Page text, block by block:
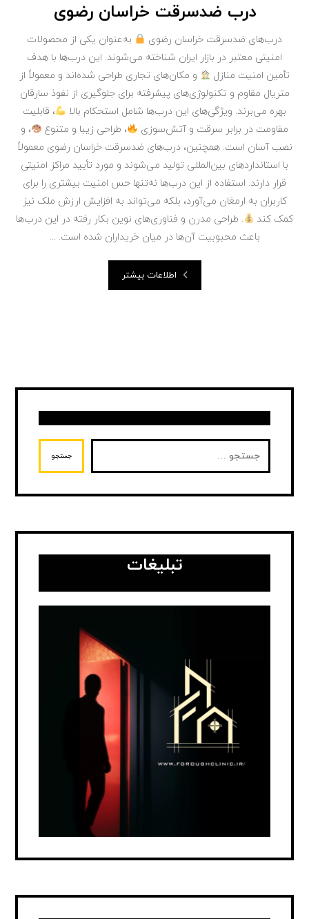
درب ضدسرقت خراسان رضوی
درب‌های ضدسرقت خراسان رضوی
به‌عنوان یکی از محصولات
امنیتی معتبر در بازار ایران شناخته می‌شوند. این درب‌ها با هدف
تأمین امنیت منازل
و مکان‌های تجاری طراحی شده‌اند و معمولاً از
متریال مقاوم و تکنولوژی‌های پیشرفته برای جلوگیری از نفوذ سارقان
بهره می‌برند. ویژگی‌های این درب‌ها شامل استحکام بالا
، قابلیت
مقاومت در برابر سرقت و آتش‌سوزی
، طراحی زیبا و متنوع
، و
نصب آسان است. همچنین، درب‌های ضدسرقت خراسان رضوی معمولاً
با استانداردهای بین‌المللی تولید می‌شوند و مورد تأیید مراکز امنیتی
قرار دارند. استفاده از این درب‌ها نه‌تنها حس امنیت بیشتری را برای
کاربران به ارمغان می‌آورد، بلکه می‌تواند به افزایش ارزش ملک نیز
کمک کند
. طراحی مدرن و فناوری‌های نوین بکار رفته در این درب‌ها
باعث محبوبیت آن‌ها در میان خریداران شده است. ...
اطلاعات بیشتر
جستجو
تبلیغات